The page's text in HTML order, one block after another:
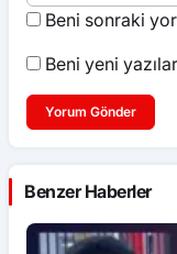
Beni sonraki
Beni yeni
Yorum Gönder
Benzer Haberler